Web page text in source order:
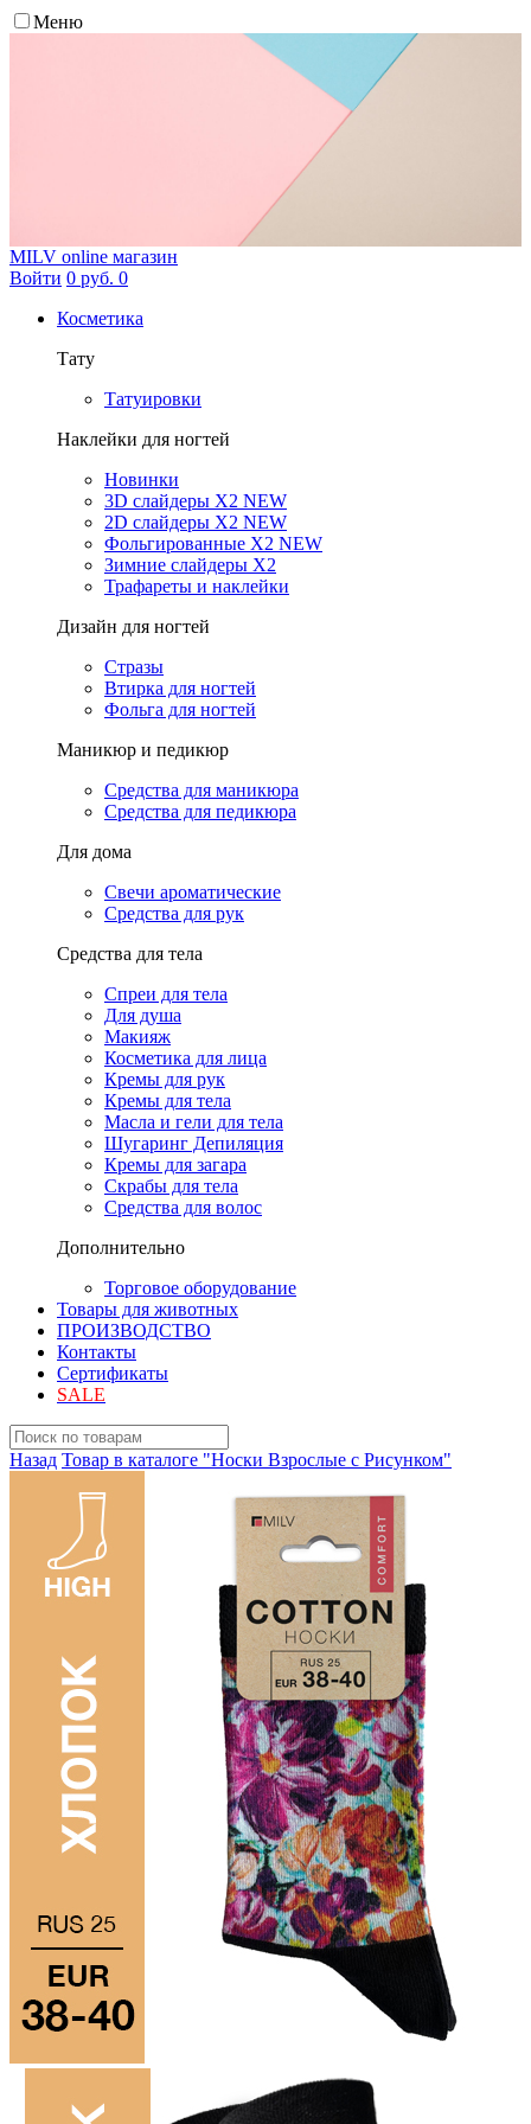
Меню
MILV online магазин
Войти 0 руб. 0
Косметика
Тату
Татуировки
Наклейки для ногтей
Новинки
3D слайдеры X2 NEW
2D слайдеры X2 NEW
Фольгированные X2 NEW
Зимние слайдеры Х2
Трафареты и наклейки
Дизайн для ногтей
Стразы
Втирка для ногтей
Фольга для ногтей
Маникюр и педикюр
Средства для маникюра
Средства для педикюра
Для дома
Свечи ароматические
Средства для рук
Средства для тела
Спреи для тела
Для душа
Макияж
Косметика для лица
Кремы для рук
Кремы для тела
Масла и гели для тела
Шугаринг Депиляция
Кремы для загара
Скрабы для тела
Средства для волос
Дополнительно
Торговое оборудование
Товары для животных
ПРОИЗВОДСТВО
Контакты
Сертификаты
SALE
Назад Товар в каталоге "Носки Взрослые с Рисунком"